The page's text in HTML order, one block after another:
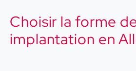
Choisir la forme
implantation en